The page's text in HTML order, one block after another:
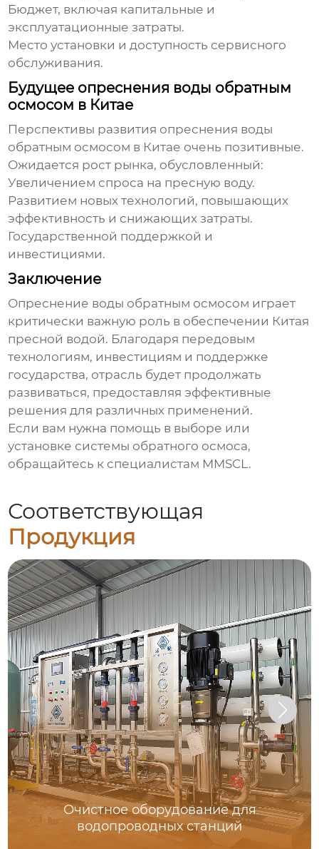
Бюджет, включая капитальные и
эксплуатационные затраты.
Место установки и доступность сервисного
обслуживания.
Будущее опреснения воды обратным
осмосом в Китае
Перспективы развития опреснения воды
обратным осмосом в Китае очень позитивные.
Ожидается рост рынка, обусловленный:
Увеличением спроса на пресную воду.
Развитием новых технологий, повышающих
эффективность и снижающих затраты.
Государственной поддержкой и
инвестициями.
Заключение
Опреснение воды обратным осмосом играет
критически важную роль в обеспечении Китая
пресной водой. Благодаря передовым
технологиям, инвестициям и поддержке
государства, отрасль будет продолжать
развиваться, предоставляя эффективные
решения для различных применений.
Если вам нужна помощь в выборе или
установке системы обратного осмоса,
обращайтесь к специалистам MMSCL.
Соответствующая
Продукция
Очистное оборудование для
водопроводных станций